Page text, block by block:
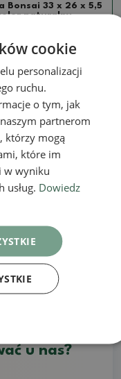
Bonsai 33 x 26 x 5,5
naturalny
zł
u nas?
cookie
personalizacji
ruchu.
o tym, jak
partnerom
którzy mogą
które im
w wyniku
usług. Dowiedz